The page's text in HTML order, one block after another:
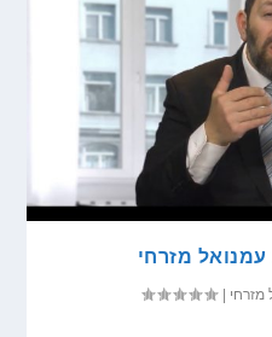
מזרחי
מזרחי |